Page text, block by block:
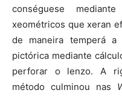
conséguese
xeométricos que xeran
de maneira temperá a
pictórica mediante
perforar o lenzo. A
método culminou nas